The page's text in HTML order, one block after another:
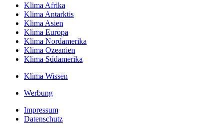
Klima Afrika
Klima Antarktis
Klima Asien
Klima Europa
Klima Nordamerika
Klima Ozeanien
Klima Südamerika
Klima Wissen
Werbung
Impressum
Datenschutz